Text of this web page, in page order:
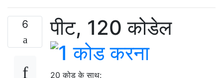
6 पीट, 120 कोडेल
20 कोड के साथ: